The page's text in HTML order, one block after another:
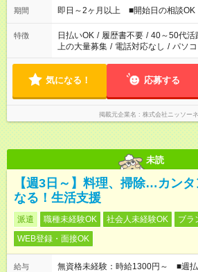
期間 即日～2ヶ月以上 ■開始日の相談OK
特徴 日払いOK / 履歴書不要 / 40～50代活
上の大量募集 / 電話対応なし / パソ
気になる！ 応募する
掲載元企業名 株式会社ニッソー
未読
【週3日～】料理、掃除…カン
なる！生活支援
派遣 職種未経験OK 社会人未経験OK
ブラ
WEB登録・面接OK
給与
無資格未経験：時給1300円～ ■週